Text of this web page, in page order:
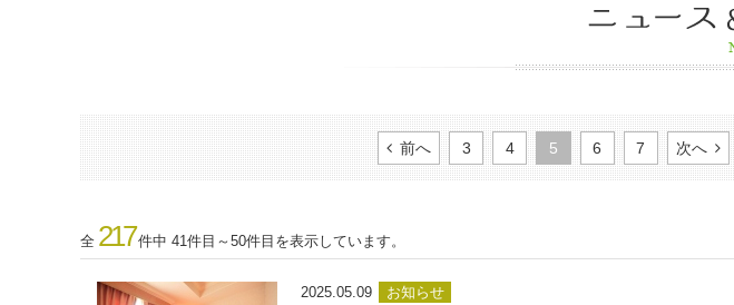
前へ 3 4 5 6 7 次へ
全 217件中 41件目～50件目を表示しています。
2025.05.09 お知らせ